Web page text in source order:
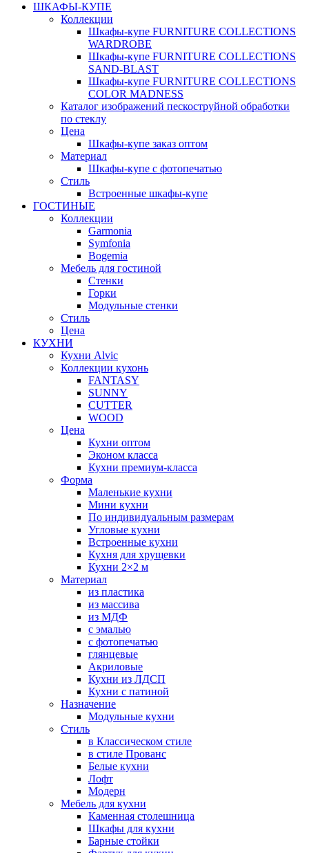
ШКАФЫ-КУПЕ
Коллекции
Шкафы-купе FURNITURE COLLECTIONS
WARDROBE
Шкафы-купе FURNITURE COLLECTIONS
SAND-BLAST
Шкафы-купе FURNITURE COLLECTIONS
COLOR MADNESS
Каталог изображений пескоструйной обработки
по стеклу
Цена
Шкафы-купе заказ оптом
Материал
Шкафы-купе с фотопечатью
Стиль
Встроенные шкафы-купе
ГОСТИНЫЕ
Коллекции
Garmonia
Symfonia
Bogemia
Мебель для гостиной
Стенки
Горки
Модульные стенки
Стиль
Цена
КУХНИ
Кухни Alvic
Коллекции кухонь
FANTASY
SUNNY
CUTTER
WOOD
Цена
Кухни оптом
Эконом класса
Кухни премиум-класса
Форма
Маленькие кухни
Мини кухни
По индивидуальным размерам
Угловые кухни
Встроенные кухни
Кухня для хрущевки
Кухни 2×2 м
Материал
из пластика
из массива
из МДФ
с эмалью
с фотопечатью
глянцевые
Акриловые
Кухни из ЛДСП
Кухни с патиной
Назначение
Модульные кухни
Стиль
в Классическом стиле
в стиле Прованс
Белые кухни
Лофт
Модерн
Мебель для кухни
Каменная столешница
Шкафы для кухни
Барные стойки